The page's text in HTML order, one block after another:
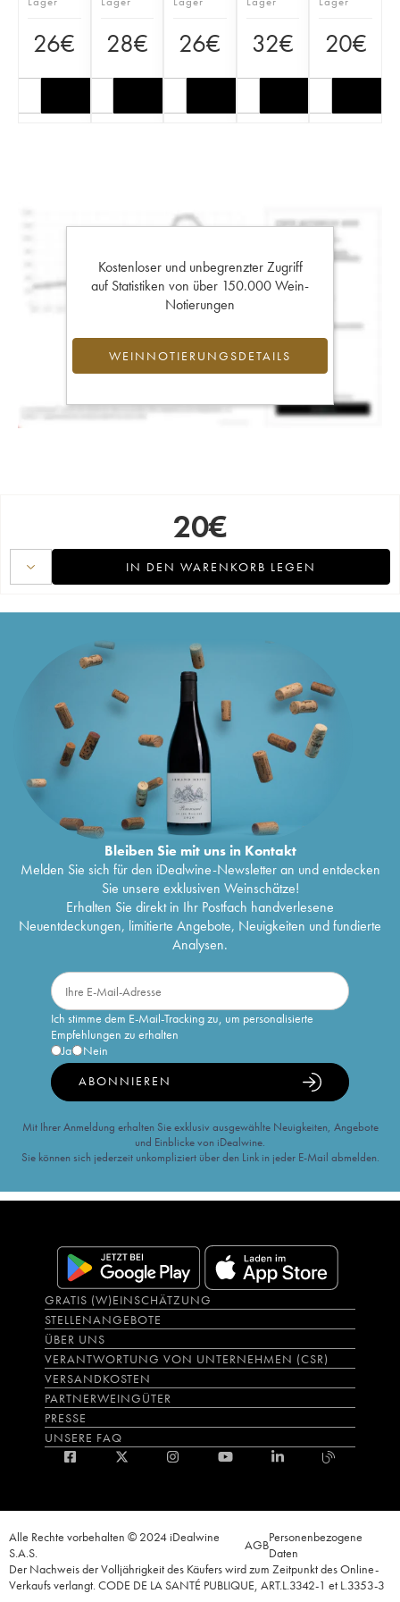
26€ 28€ 26€ 32€ 20€
Kostenloser und unbegrenzter Zugriff
auf Statistiken von über 150.000 Wein-
Notierungen
WEINNOTIERUNGSDETAILS
20€
IN DEN WARENKORB LEGEN
Bleiben Sie mit uns in Kontakt
Melden Sie sich für den iDealwine-Newsletter an und entdecken
Sie unsere exklusiven Weinschätze!
Erhalten Sie direkt in Ihr Postfach handverlesene
Neuentdeckungen, limitierte Angebote, Neuigkeiten und fundierte
Analysen.
Ich stimme dem E-Mail-Tracking zu, um personalisierte
Empfehlungen zu erhalten
Ja
Nein
ABONNIEREN
Mit Ihrer Anmeldung erhalten Sie exklusiv ausgewählte Neuigkeiten, Angebote
und Einblicke von iDealwine.
Sie können sich jederzeit unkompliziert über den Link in jeder E-Mail abmelden.
GRATIS (W)EINSCHÄTZUNG
STELLENANGEBOTE
ÜBER UNS
VERANTWORTUNG VON UNTERNEHMEN (CSR)
VERSANDKOSTEN
PARTNERWEINGÜTER
PRESSE
UNSERE FAQ
Alle Rechte vorbehalten © 2024 iDealwine
S.A.S.
AGBPersonenbezogene
Daten
Der Nachweis der Volljährigkeit des Käufers wird zum Zeitpunkt des Online-
Verkaufs verlangt. CODE DE LA SANTÉ PUBLIQUE, ART.L.3342-1 et L.3353-3